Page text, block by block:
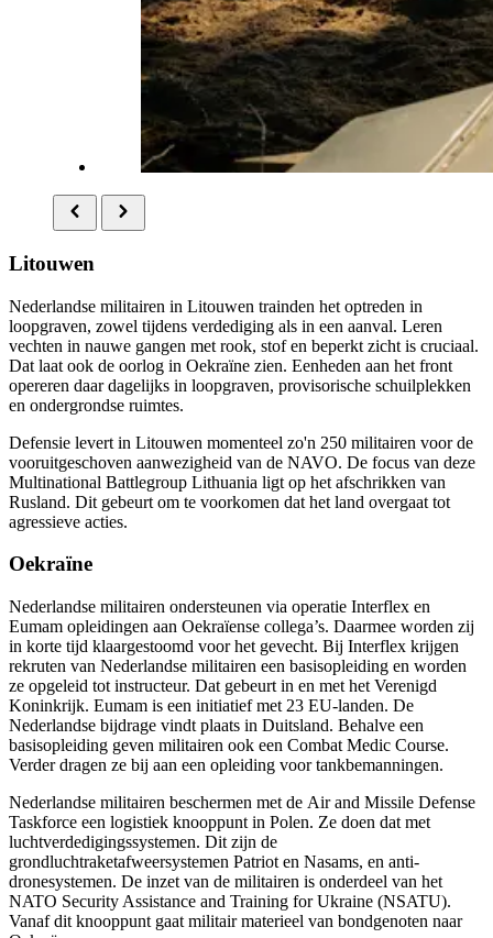
Litouwen
Nederlandse militairen in Litouwen trainden het optreden in
loopgraven, zowel tijdens verdediging als in een aanval. Leren
vechten in nauwe gangen met rook, stof en beperkt zicht is cruciaal.
Dat laat ook de oorlog in Oekraïne zien. Eenheden aan het front
opereren daar dagelijks in loopgraven, provisorische schuilplekken
en ondergrondse ruimtes.
Defensie levert in Litouwen momenteel zo'n 250 militairen voor de
vooruitgeschoven aanwezigheid van de NAVO. De focus van deze
Multinational Battlegroup Lithuania ligt op het afschrikken van
Rusland. Dit gebeurt om te voorkomen dat het land overgaat tot
agressieve acties.
Oekraïne
Nederlandse militairen ondersteunen via operatie Interflex en
Eumam opleidingen aan Oekraïense collega’s. Daarmee worden zij
in korte tijd klaargestoomd voor het gevecht. Bij Interflex krijgen
rekruten van Nederlandse militairen een basisopleiding en worden
ze opgeleid tot instructeur. Dat gebeurt in en met het Verenigd
Koninkrijk. Eumam is een initiatief met 23 EU-landen. De
Nederlandse bijdrage vindt plaats in Duitsland. Behalve een
basisopleiding geven militairen ook een Combat Medic Course.
Verder dragen ze bij aan een opleiding voor tankbemanningen.
Nederlandse militairen beschermen met de Air and Missile Defense
Taskforce een logistiek knooppunt in Polen. Ze doen dat met
luchtverdedigingssystemen. Dit zijn de
grondluchtraketafweersystemen Patriot en Nasams, en anti-
dronesystemen. De inzet van de militairen is onderdeel van het
NATO Security Assistance and Training for Ukraine (NSATU).
Vanaf dit knooppunt gaat militair materieel van bondgenoten naar